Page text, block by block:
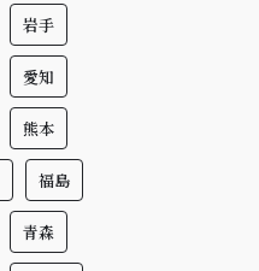
岩手
愛知
熊本
福島
青森